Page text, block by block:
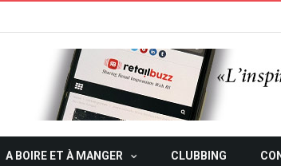
A BOIRE ET À MANGER CLUBBING